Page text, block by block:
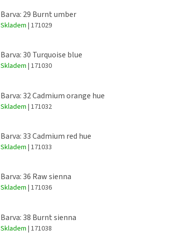
Barva: 29 Burnt umber
Skladem | 171029
Barva: 30 Turquoise blue
Skladem | 171030
Barva: 32 Cadmium orange hue
Skladem | 171032
Barva: 33 Cadmium red hue
Skladem | 171033
Barva: 36 Raw sienna
Skladem | 171036
Barva: 38 Burnt sienna
Skladem | 171038